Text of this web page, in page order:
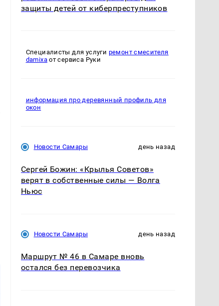
защиты детей от киберпреступников
Специалисты для услуги ремонт смесителя
damixaот сервиса Руки
информация про деревянный профиль для
окон
Новости Самары день назад
Сергей Божин: «Крылья Советов»
верят в собственные силы — Волга
Ньюс
Новости Самары день назад
Маршрут № 46 в Самаре вновь
остался без перевозчика